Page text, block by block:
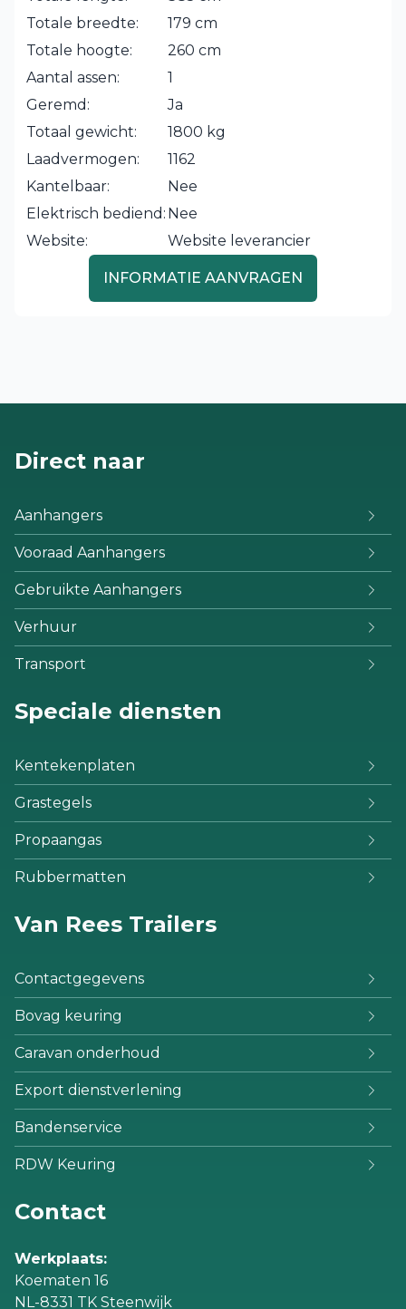
Totale breedte:
179 cm
Totale hoogte:
260 cm
Aantal assen:
1
Geremd:
Ja
Totaal gewicht:
1800 kg
Laadvermogen:
1162
Kantelbaar:
Nee
Elektrisch bediend: Nee
Website:
Website leverancier
INFORMATIE AANVRAGEN
Direct naar
Aanhangers
Vooraad Aanhangers
Gebruikte Aanhangers
Verhuur
Transport
Speciale diensten
Kentekenplaten
Grastegels
Propaangas
Rubbermatten
Van Rees Trailers
Contactgegevens
Bovag keuring
Caravan onderhoud
Export dienstverlening
Bandenservice
RDW Keuring
Contact
Werkplaats:
Koematen 16
NL-8331 TK Steenwijk